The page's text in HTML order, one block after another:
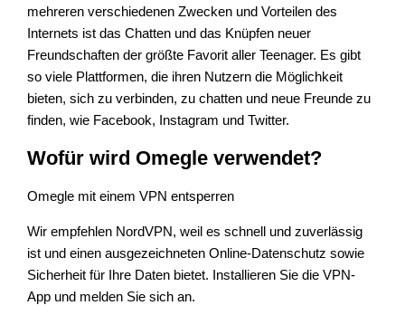
mehreren verschiedenen Zwecken und Vorteilen des
Internets ist das Chatten und das Knüpfen neuer
Freundschaften der größte Favorit aller Teenager. Es gibt
so viele Plattformen, die ihren Nutzern die Möglichkeit
bieten, sich zu verbinden, zu chatten und neue Freunde zu
finden, wie Facebook, Instagram und Twitter.
Wofür wird Omegle verwendet?
Omegle mit einem VPN entsperren
Wir empfehlen NordVPN, weil es schnell und zuverlässig
ist und einen ausgezeichneten Online-Datenschutz sowie
Sicherheit für Ihre Daten bietet. Installieren Sie die VPN-
App und melden Sie sich an.